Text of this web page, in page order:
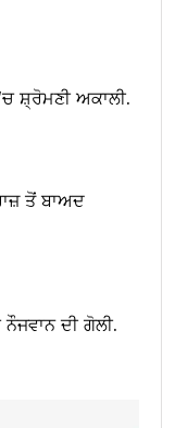
ਸ਼੍ਰੋਮਣੀ ਅਕਾਲੀ.
ਤੋਂ ਬਾਅਦ
ਦੀ ਗੋਲੀ.